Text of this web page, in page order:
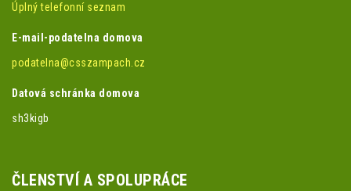
Úplný telefonní seznam
E-mail-podatelna domova
podatelna@csszampach.cz
Datová schránka domova
sh3kigb
ČLENSTVÍ A SPOLUPRÁCE